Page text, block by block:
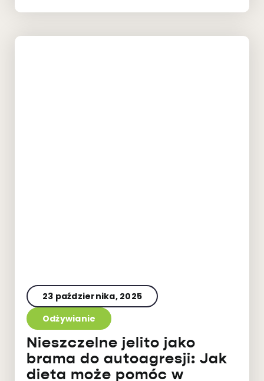
23 października, 2025
Odżywianie
Nieszczelne jelito jako
brama do autoagresji: Jak
dieta może pomóc w